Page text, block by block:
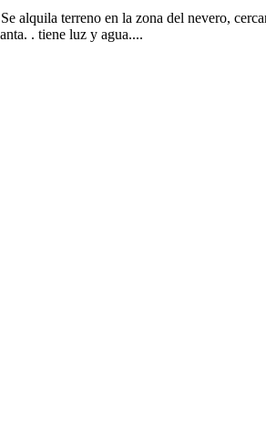
Se alquila terreno en la zona del nevero,
. tiene luz y agua....